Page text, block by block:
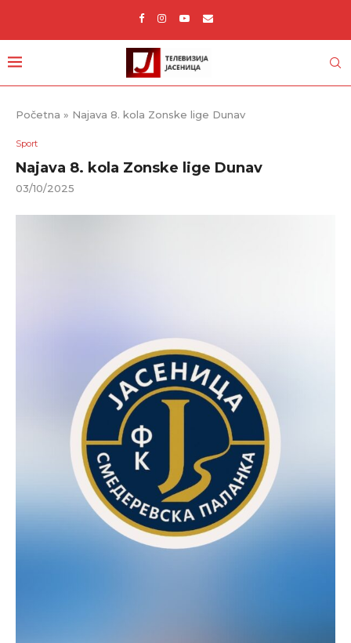
Početna » Najava 8. kola Zonske lige Dunav
Sport
Najava 8. kola Zonske lige Dunav
03/10/2025